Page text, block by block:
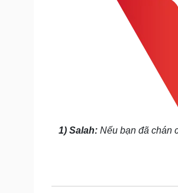
1) Salah:Nếu bạn đã chán